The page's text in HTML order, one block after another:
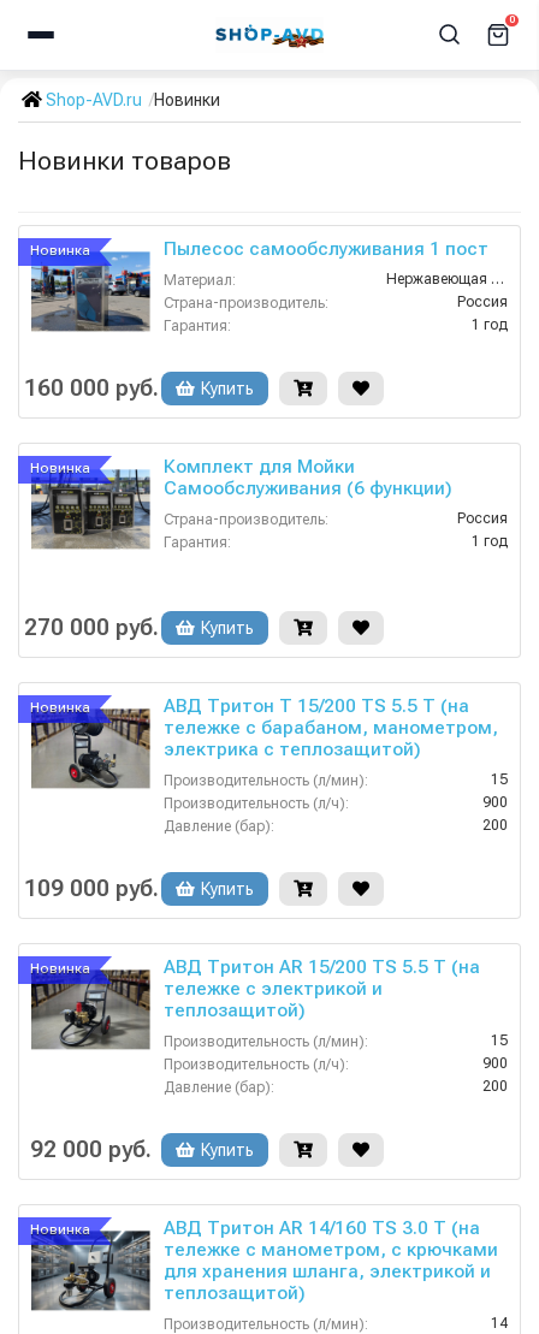
0
Shop-AVD.ru Новинки
Новинки товаров
Новинка Пылесос самообслуживания 1 пост
Материал:
Нержавеющая Сталь
Страна-производитель:
Россия
Гарантия:
1 год
160 000 руб. Купить
Новинка
Комплект для Мойки
Самообслуживания (6 функции)
Страна-производитель:
Россия
Гарантия:
1 год
270 000 руб. Купить
Новинка
АВД Тритон Т 15/200 TS 5.5 T (на
тележке c барабаном, манометром,
электрика с теплозащитой)
Производительность (л/мин):
15
Производительность (л/ч):
900
Давление (бар):
200
Страна-производитель:
109 000 руб. Купить
Новинка
АВД Тритон AR 15/200 TS 5.5 T (на
тележке с электрикой и
теплозащитой)
Производительность (л/мин):
15
Производительность (л/ч):
900
Давление (бар):
200
Страна-производитель:
92 000 руб. Купить
Новинка
АВД Тритон AR 14/160 TS 3.0 T (на
тележке с манометром, с крючками
для хранения шланга, электрикой и
теплозащитой)
Производительность (л/мин):
14